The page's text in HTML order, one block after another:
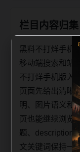
栏目内容归集
黑料不打烊手机
移动端搜索和站
不打烊手机版入
页面先给出清晰
明、图片语义和
页也能继续浏览
题、description
文关键词保持一